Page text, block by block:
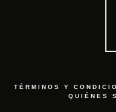
TÉRMINOS Y
QUIÉNES